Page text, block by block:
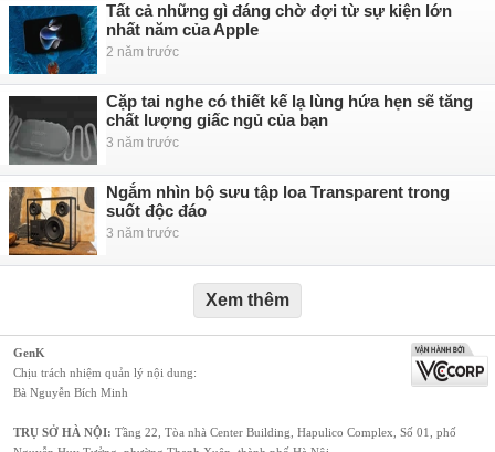
Tất cả những gì đáng chờ đợi từ sự kiện lớn
nhất năm của Apple
2 năm trước
Cặp tai nghe có thiết kế lạ lùng hứa hẹn sẽ tăng
chất lượng giấc ngủ của bạn
3 năm trước
Ngắm nhìn bộ sưu tập loa Transparent trong
suốt độc đáo
3 năm trước
Xem thêm
GenK
Chịu trách nhiệm quản lý nội dung:
Bà Nguyễn Bích Minh
TRỤ SỞ HÀ NỘI: Tầng 22, Tòa nhà Center Building, Hapulico Complex, Số 01, phố